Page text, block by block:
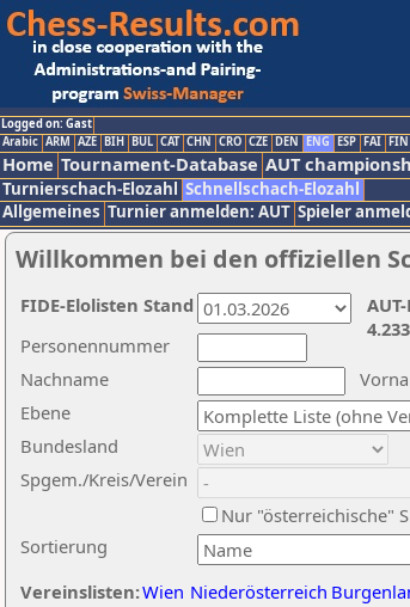
Logged on: Gast
Arabic ARM AZE BIH BUL CAT CHN CRO CZE DEN ENG ESP FAI FIN
Home Tournament-Database AUT
Turnierschach-Elozahl Schnellschach-Elozahl
Allgemeines Turnier anmelden: AUT Spieler
Willkommen bei den offiziellen
Nachname
Ebene
Sortierung
Personennummer
Bundesland
Spgem./Kreis/Verein
Nur "österreichische"
Vereinslisten:Wien Niederösterreich
4.233
FIDE-Elolisten Stand